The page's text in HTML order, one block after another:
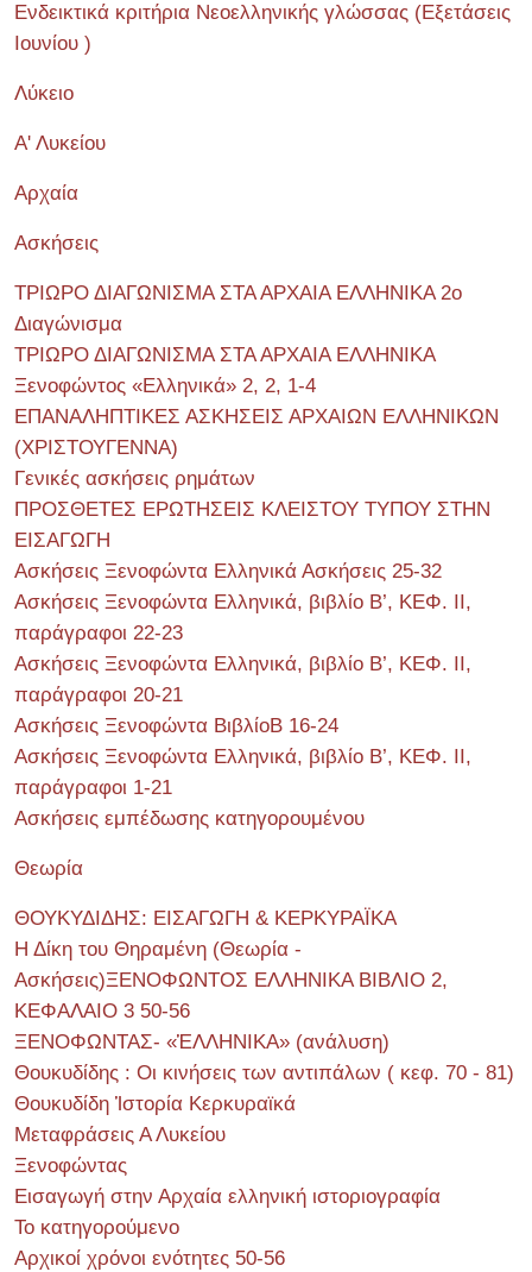
Ενδεικτικά κριτήρια Νεοελληνικής γλώσσας (Εξετάσεις
Ιουνίου )
Λύκειο
Α' Λυκείου
Αρχαία
Ασκήσεις
ΤΡΙΩΡΟ ΔΙΑΓΩΝΙΣΜΑ ΣΤΑ ΑΡΧΑΙΑ ΕΛΛΗΝΙΚΑ 2o
Διαγώνισμα
ΤΡΙΩΡΟ ΔΙΑΓΩΝΙΣΜΑ ΣΤΑ ΑΡΧΑΙΑ ΕΛΛΗΝΙΚΑ
Ξενοφώντος «Ελληνικά» 2, 2, 1-4
ΕΠΑΝΑΛΗΠΤΙΚΕΣ ΑΣΚΗΣΕΙΣ ΑΡΧΑΙΩΝ ΕΛΛΗΝΙΚΩΝ
(ΧΡΙΣΤΟΥΓΕΝΝΑ)
Γενικές ασκήσεις ρημάτων
ΠΡΟΣΘΕΤΕΣ ΕΡΩΤΗΣΕΙΣ ΚΛΕΙΣΤΟΥ ΤΥΠΟΥ ΣΤΗΝ
ΕΙΣΑΓΩΓΗ
Ασκήσεις Ξενοφώντα Ελληνικά Ασκήσεις 25-32
Ασκήσεις Ξενοφώντα Ελληνικά, βιβλίο Β’, ΚΕΦ. II,
παράγραφοι 22-23
Ασκήσεις Ξενοφώντα Ελληνικά, βιβλίο Β’, ΚΕΦ. II,
παράγραφοι 20-21
Ασκήσεις Ξενοφώντα ΒιβλίοΒ 16-24
Ασκήσεις Ξενοφώντα Ελληνικά, βιβλίο Β’, ΚΕΦ. II,
παράγραφοι 1-21
Ασκήσεις εμπέδωσης κατηγορουμένου
Θεωρία
ΘΟΥΚΥΔΙΔΗΣ: ΕΙΣΑΓΩΓΗ & ΚΕΡΚΥΡΑΪΚΑ
Η Δίκη του Θηραμένη (Θεωρία -
Ασκήσεις)ΞΕΝΟΦΩΝΤΟΣ ΕΛΛΗΝΙΚΑ ΒΙΒΛΙΟ 2,
ΚΕΦΑΛΑΙΟ 3 50-56
ΞΕΝΟΦΩΝΤΑΣ- «ἙΛΛΗΝΙΚΑ» (ανάλυση)
Θουκυδίδης : Οι κινήσεις των αντιπάλων ( κεφ. 70 - 81)
Θουκυδίδη Ἱστορία Κερκυραϊκά
Μεταφράσεις Α Λυκείου
Ξενοφώντας
Εισαγωγή στην Αρχαία ελληνική ιστοριογραφία
Το κατηγορούμενο
Αρχικοί χρόνοι ενότητες 50-56